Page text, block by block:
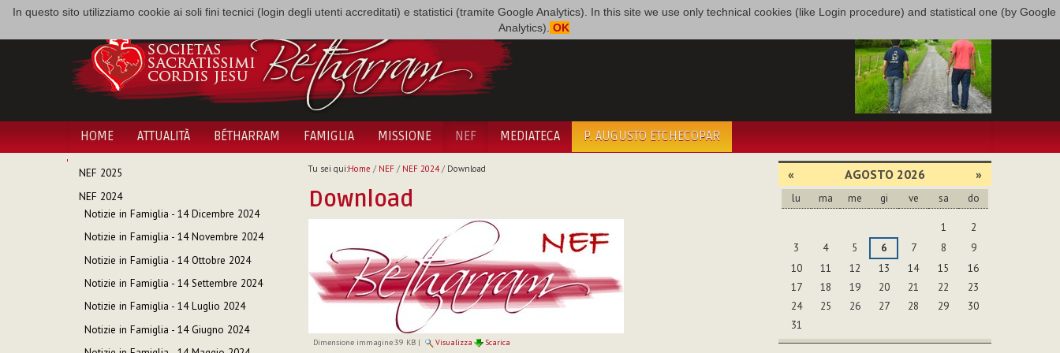
In questo sito utilizziamo cookie ai soli fini tecnici (login degli utenti accreditati) e statistici (tramite Google Analytics). In this site we use only technical cookies (like Login procedure) and statistical one (by Google
Analytics). OK
HOME ATTUALITÀ BÉTHARRAM FAMIGLIA MISSIONE NEF MEDIATECA P. AUGUSTO ETCHECOPAR
NAVIGAZIONE
NEF 2025
NEF 2024
Notizie in Famiglia - 14 Dicembre 2024
Notizie in Famiglia - 14 Novembre 2024
Notizie in Famiglia - 14 Ottobre 2024
Notizie in Famiglia - 14 Settembre 2024
Notizie in Famiglia - 14 Luglio 2024
Notizie in Famiglia - 14 Giugno 2024
Tu sei qui:Home / NEF/ NEF 2024/ Download
Download
Dimensione immagine:39 KB| Visualizza Scarica
« AGOSTO 2026 »
lu ma me gi ve sa do
1
2
3
4 5 6 7 8
9
10
11 12 13 14 15
16
17
18 19 20 21 22
23
24
25 26 27 28 29
30
31